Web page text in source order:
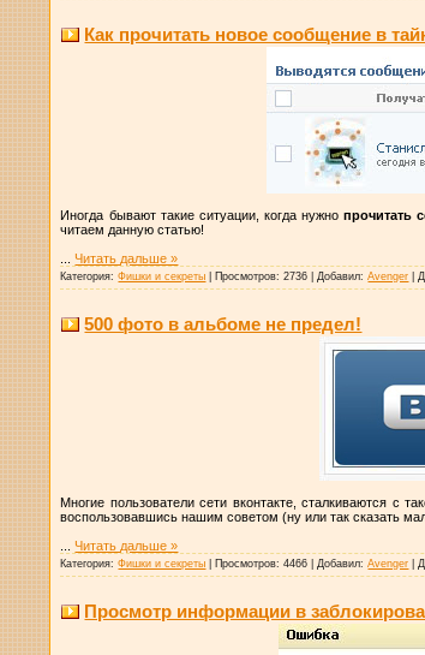
Как прочитать новое сообщение в
Иногда бывают такие ситуации, когда нужнопрочитать
читаем данную статью!
...Читать дальше »
Категория: Фишки и секреты Просмотров: 2736 |Добавил: Avenger |
500 фото в альбоме не предел!
Многие пользователи сети вконтакте, сталкиваются с
воспользовавшись нашим советом (ну или так сказать
...Читать дальше »
Категория: Фишки и секреты Просмотров: 4466 |Добавил: Avenger |
Просмотр информации в